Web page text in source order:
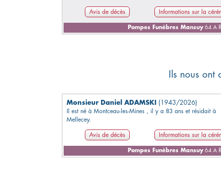
Avis de décès Informations sur la
Pompes Funèbres Mansuy 64 A
Ils nous
Monsieur Daniel ADAMSKI (1943/2026)
Il est né à Montceau-les-Mines , il y a 83 ans et résidait à
Mellecey.
Avis de décès Informations sur la
Pompes Funèbres Mansuy 64 A